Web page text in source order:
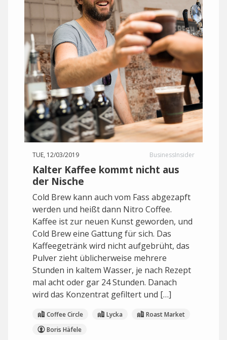
TUE, 12/03/2019 BusinessInsider
Kalter Kaffee kommt nicht aus
der Nische
Cold Brew kann auch vom Fass abgezapft
werden und heißt dann Nitro Coffee.
Kaffee ist zur neuen Kunst geworden, und
Cold Brew eine Gattung für sich. Das
Kaffeegetränk wird nicht aufgebrüht, das
Pulver zieht üblicherweise mehrere
Stunden in kaltem Wasser, je nach Rezept
mal acht oder gar 24 Stunden. Danach
wird das Konzentrat gefiltert und […]
Coffee Circle Lycka
Roast Market
Boris Häfele